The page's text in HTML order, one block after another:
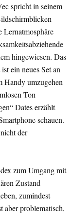
spricht in seinem
Lernatmosphäre
hingewiesen. Das
ein neues Set an
Handy umzugehen
Ton
Dates erzählt
schauen.
der
zum Umgang mit
Zustand
zumindest
aber problematisch,